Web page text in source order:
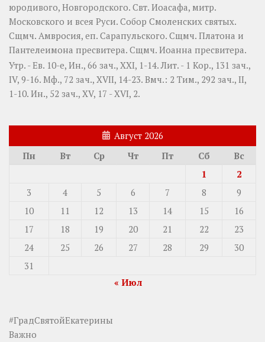
юродивого, Новгородского. Свт. Иоасафа, митр.
Московского и всея Руси. Собор Смоленских святых.
Сщмч. Амвросия, еп. Сарапульского. Сщмч. Платона и
Пантелеимона пресвитера. Сщмч. Иоанна пресвитера.
Утр. - Ев. 10-е, Ин., 66 зач., XXI, 1-14.Лит. - 1 Кор., 131 зач.,
IV, 9-16. Мф., 72 зач., XVII, 14-23. Вмч.: 2 Тим., 292 зач., II,
1-10. Ин., 52 зач., XV, 17 - XVI, 2.
Август 2026
Пн
Вт Ср Чт Пт Сб
Вс
1
2
3
4 5 6 7 8
9
10
11 12 13 14 15
16
17
18 19 20 21 22
23
24
25 26 27 28 29
30
31
« Июл
#ГрадСвятойЕкатерины
Важно